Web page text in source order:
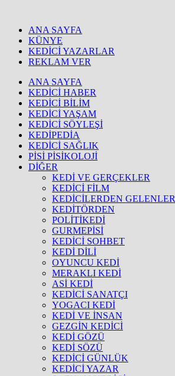
ANA SAYFA
KÜNYE
KEDİCİ YAZARLAR
REKLAM VER
ANA SAYFA
KEDİCİ HABER
KEDİCİ BİLİM
KEDİCİ YAŞAM
KEDİCİ SÖYLEŞİ
KEDİPEDİA
KEDİCİ SAĞLIK
PİSİ PİSİKOLOJİ
DİĞER
KEDİ VE GERÇEKLER
KEDİCİ FİLM
KEDİCİLERDEN GELENLER
KEDİTÖRDEN
POLİTİKEDİ
GURMEPİSİ
KEDİCİ SOHBET
KEDİ DİLİ
OYUNCU KEDİ
MERAKLI KEDİ
ASİ KEDİ
KEDİCİ SANATÇI
YOGACI KEDİ
KEDİ VE İNSAN
GEZGİN KEDİCİ
KEDİ GÖZÜ
KEDİ SÖZÜ
KEDİCİ GÜNLÜK
KEDİCİ YAZAR